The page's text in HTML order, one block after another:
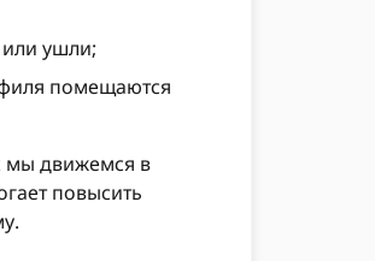
ушли;
помещаются
мы движемся в
повысить